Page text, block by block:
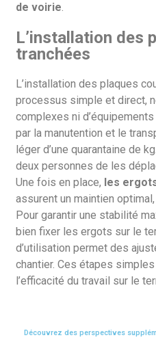
de voirie.
L’installation des
tranchées
L’installation des plaques
processus simple et direct,
complexes ni
par la manutention et le
léger d’une quarantaine de
deux personnes de les
Une fois en place, les
assurent un maintien
Pour garantir une stabilité
bien fixer les ergots sur le
d’utilisation permet des
chantier. Ces étapes
l’efficacité du travail sur le
Découvrez des perspectives